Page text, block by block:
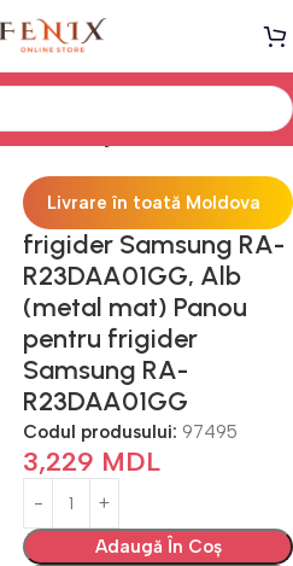
Frigidere
Livrare în toată Moldova
frigider Samsung RA-
R23DAA01GG, Alb
(metal mat) Panou
pentru frigider
Samsung RA-
R23DAA01GG
Codul produsului: 97495
3,229 MDL
Adaugă În Coș